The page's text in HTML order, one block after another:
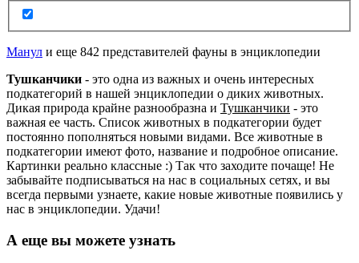
Манул и еще 842 представителей фауны в энциклопедии
Тушканчики - это одна из важных и очень интересных
подкатегорий в нашей энциклопедии о диких животных.
Дикая природа крайне разнообразна и Тушканчики - это
важная ее часть. Список животных в подкатегории будет
постоянно пополняться новыми видами. Все животные в
подкатегории имеют фото, название и подробное описание.
Картинки реально классные :) Так что заходите почаще! Не
забывайте подписываться на нас в социальных сетях, и вы
всегда первыми узнаете, какие новые животные появились у
нас в энциклопедии. Удачи!
А еще вы можете узнать